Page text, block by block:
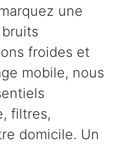
une
froides et
mobile, nous
filtres,
domicile. Un